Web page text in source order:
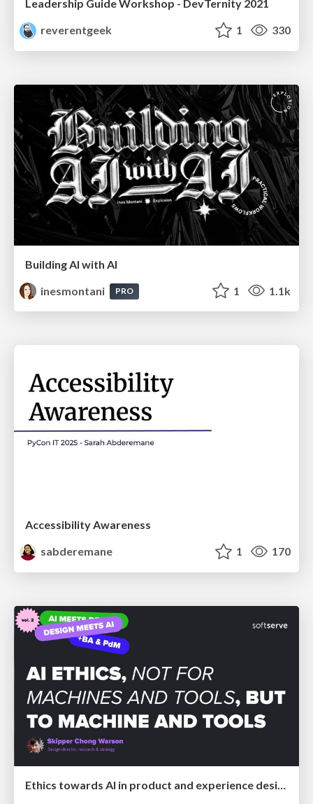
Leadership Guide Workshop - DevTernity 2021
reverentgeek
1 330
Building AI with AI
inesmontani
PRO 1 1.1k
Accessibility Awareness
sabderemane
1 170
Ethics towards AI in product and experience design